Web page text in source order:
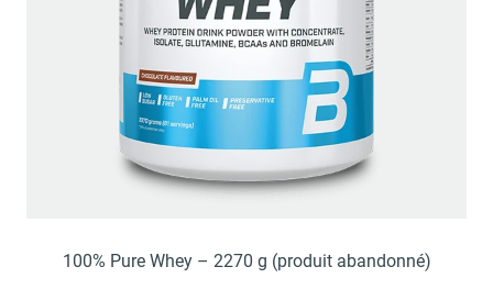
100% Pure Whey – 2270 g (produit abandonné)